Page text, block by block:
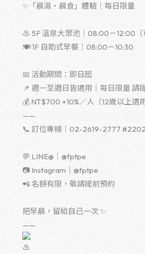
✨「晨湯・晨食」體驗｜每日限量
♨️ 5F 溫泉大眾池｜08:00－12:00（
🍽️ 1F 自助式早餐｜08:00－10:30
📅 活動期間：即日起
📌 週一至週日皆適用｜每日限量 請
💰 NT$700 +10%／人（12歲以上適用
——
📞 訂位專線｜02-2619-2777 #2202
💬 LINE@｜@fptpe
📷 Instagram｜@fptpe
📲 名額有限，敬請提前預約
把早晨，留給自己一次 ✨
——